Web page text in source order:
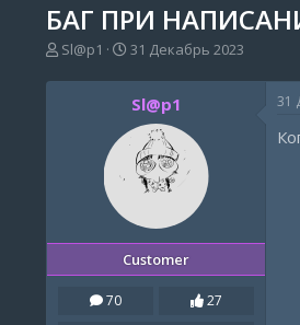
БАГ ПРИ
А
т
Sl@p1
Д
т
а
н
а
ч
а
31 Декабрь 2023
Sl@p1
Customer
70
27
31